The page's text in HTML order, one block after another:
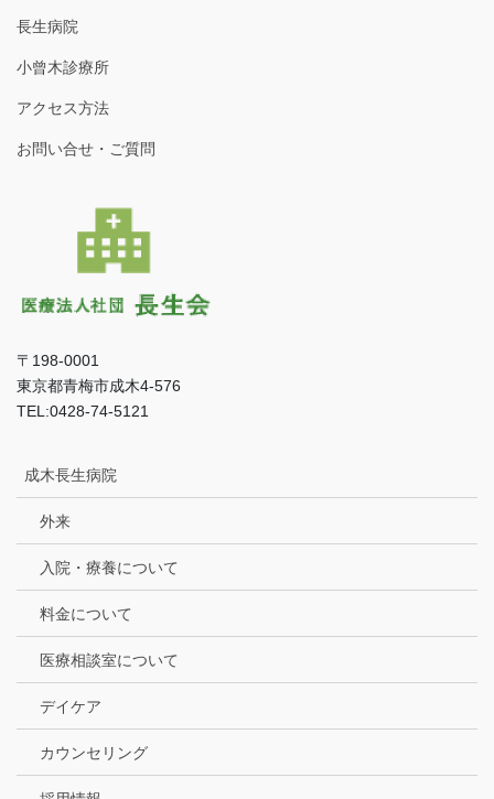
長生病院
小曾木診療所
アクセス方法
お問い合せ・ご質問
〒198-0001
東京都青梅市成木4-576
TEL:0428-74-5121
成木長生病院
外来
入院・療養について
料金について
医療相談室について
デイケア
カウンセリング